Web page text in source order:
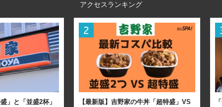
アクセスランキング
」と「並盛2杯」
【最新版】吉野家の牛丼「超特盛」VS